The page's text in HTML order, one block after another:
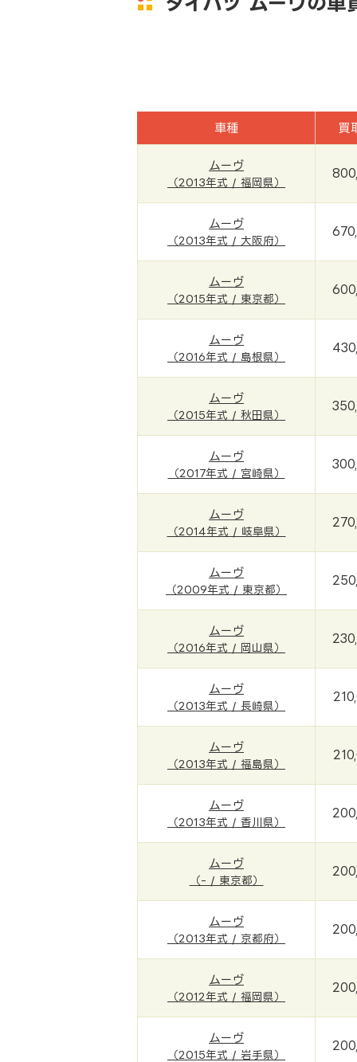
車種 買
ムーヴ
（2013年式 / 福岡県）
ムーヴ
（2013年式 / 大阪府）
ムーヴ
（2015年式 / 東京都）
ムーヴ
（2016年式 / 島根県）
ムーヴ
（2015年式 / 秋田県）
ムーヴ
（2017年式 / 宮崎県）
ムーヴ
（2014年式 / 岐阜県）
ムーヴ
（2009年式 / 東京都）
ムーヴ
（2016年式 / 岡山県）
ムーヴ
（2013年式 / 長崎県）
ムーヴ
（2013年式 / 福島県）
ムーヴ
（2013年式 / 香川県）
ムーヴ
（- / 東京都）
ムーヴ
（2013年式 / 京都府）
ムーヴ
（2012年式 / 福岡県）
ムーヴ
（2015年式 / 岩手県）